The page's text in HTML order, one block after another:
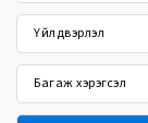
Үйлдвэрлэл
Багаж хэрэгсэл